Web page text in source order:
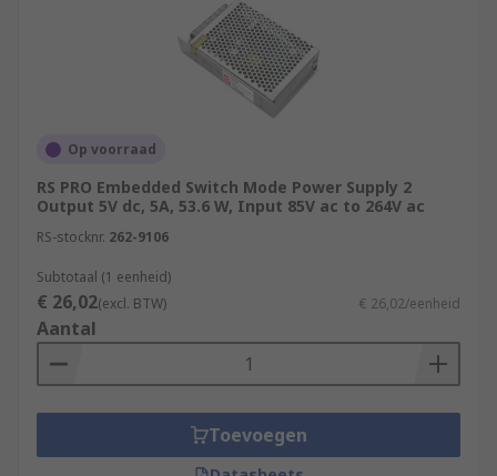
Op voorraad
RS PRO Embedded Switch Mode Power Supply 2
Output 5V dc, 5A, 53.6 W, Input 85V ac to 264V ac
RS-stocknr. 262-9106
Subtotaal (1 eenheid)
€ 26,02(excl. BTW) € 26,02/eenheid
Aantal
Toevoegen